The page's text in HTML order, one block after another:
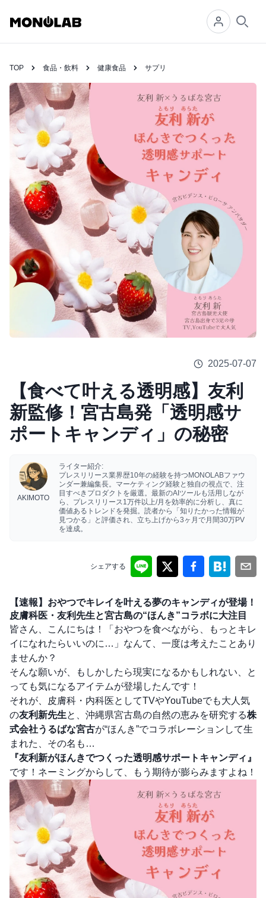
TOP 食品・飲料 健康食品 サプリ
2025-07-07
【食べて叶える透明感】友利
新監修！宮古島発「透明感サ
ポートキャンディ」の秘密
AKIMOTO
ライター紹介:
プレスリリース業界歴10年の経験を持つMONOLABファウ
ンダー兼編集長。マーケティング経験と独自の視点で、注
目すべきプロダクトを厳選。最新のAIツールも活用しなが
ら、プレスリリース1万件以上/月を効率的に分析し、真に
価値あるトレンドを発掘。読者から「知りたかった情報が
見つかる」と評価され、立ち上げから3ヶ月で月間30万PV
を達成。
シェアする
【速報】おやつでキレイを叶える夢のキャンディが登場！
皮膚科医・友利先生と宮古島の“ほんき”コラボに大注目
皆さん、こんにちは！「おやつを食べながら、もっとキレ
イになれたらいいのに…」なんて、一度は考えたことあり
ませんか？
そんな願いが、もしかしたら現実になるかもしれない、と
っても気になるアイテムが登場したんです！
それが、皮膚科・内科医としてTVやYouTubeでも大人気
の友利新先生と、沖縄県宮古島の自然の恵みを研究する株
式会社うるばな宮古が“ほんき”でコラボレーションして生
まれた、その名も…
『友利新がほんきでつくった透明感サポートキャンディ』
です！ネーミングからして、もう期待が膨らみますよね！